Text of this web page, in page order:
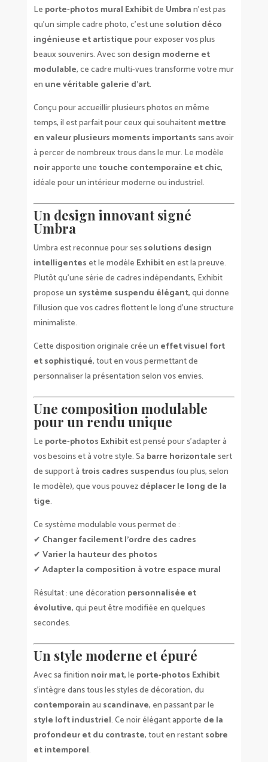
Le porte-photos mural Exhibitde Umbran’est pas
qu’un simple cadre photo, c’est une solution déco
ingénieuse et artistiquepour exposer vos plus
beaux souvenirs. Avec son design moderne et
modulable, ce cadre multi-vues transforme votre mur
en une véritable galerie d’art.
Conçu pour accueillir plusieurs photos en même
temps, il est parfait pour ceux qui souhaitentmettre
en valeur plusieurs moments importantssans avoir
à percer de nombreux trous dans le mur. Le modèle
noirapporte une touche contemporaine et chic,
idéale pour un intérieur moderne ou industriel.
Un design innovant signé
Umbra
Umbra est reconnue pour sessolutions design
intelligentes et le modèle Exhibiten est la preuve.
Plutôt qu’une série de cadres indépendants, Exhibit
propose un système suspendu élégant, qui donne
l’illusion que vos cadres flottent le long d’une structure
minimaliste.
Cette disposition originale crée un effet visuel fort
et sophistiqué, tout en vous permettant de
personnaliser la présentation selon vos envies.
Une composition modulable
pour un rendu unique
Le porte-photos Exhibitest pensé pour s’adapter à
vos besoins et à votre style. Sa barre horizontalesert
de support à trois cadres suspendus(ou plus, selon
le modèle), que vous pouvezdéplacer le long de la
tige.
Ce système modulable vous permet de :
✔ Changer facilement l’ordre des cadres
✔ Varier la hauteur des photos
✔ Adapter la composition à votre espace mural
Résultat : une décoration personnalisée et
évolutive, qui peut être modifiée en quelques
secondes.
Un style moderne et épuré
Avec sa finition noir mat, le porte-photos Exhibit
s’intègre dans tous les styles de décoration, du
contemporainau scandinave, en passant par le
style loft industriel. Ce noir élégant apporte de la
profondeur et du contraste, tout en restantsobre
et intemporel.